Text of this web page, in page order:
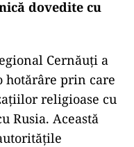
dovedite cu
Cernăuți a
hotărâre prin care
religioase cu
Rusia. Această